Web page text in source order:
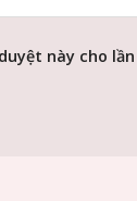
này cho